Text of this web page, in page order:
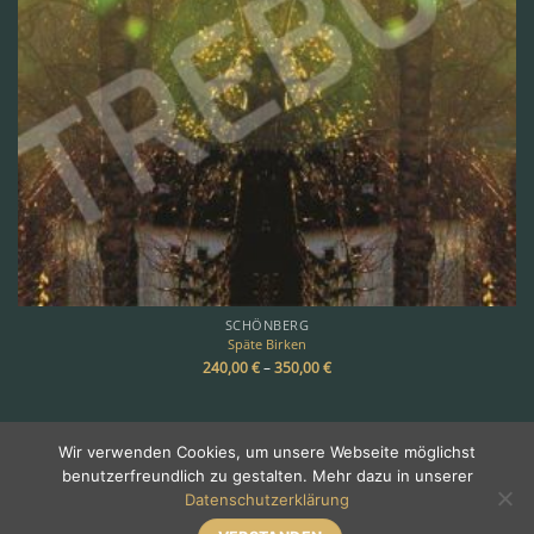
SCHÖNBERG
Späte Birken
240,00€–350,00€
Copyright 2026 ©TREBOR
Galerie•Impressum & Kontakt
Wir verwenden Cookies, um unsere Webseite möglichst
benutzerfreundlich zu gestalten. Mehr dazu in unserer
Datenschutzerklärung